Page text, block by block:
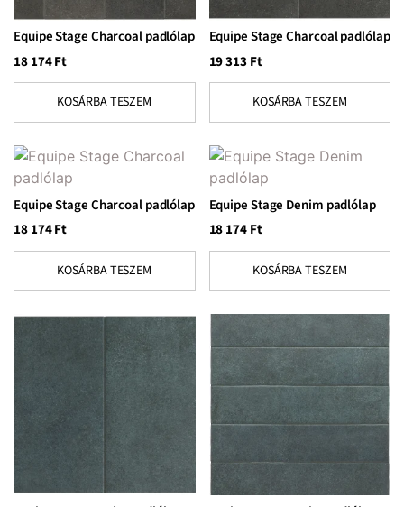
Equipe Stage Charcoal padlólap
18 174Ft
KOSÁRBA TESZEM
Equipe Stage Charcoal padlólap
19 313Ft
KOSÁRBA TESZEM
Equipe Stage Charcoal padlólap
18 174Ft
KOSÁRBA TESZEM
Equipe Stage Denim padlólap
18 174Ft
KOSÁRBA TESZEM